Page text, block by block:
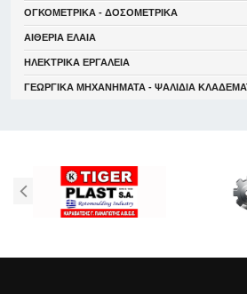
ΟΓΚΟΜΕΤΡΙΚΑ - ΔΟΣΟΜΕΤΡΙΚΑ
ΑΙΘΕΡΙΑ ΕΛΑΙΑ
ΗΛΕΚΤΡΙΚΑ ΕΡΓΑΛΕΙΑ
ΓΕΩΡΓΙΚΑ ΜΗΧΑΝΗΜΑΤΑ - ΨΑΛΙΔΙΑ